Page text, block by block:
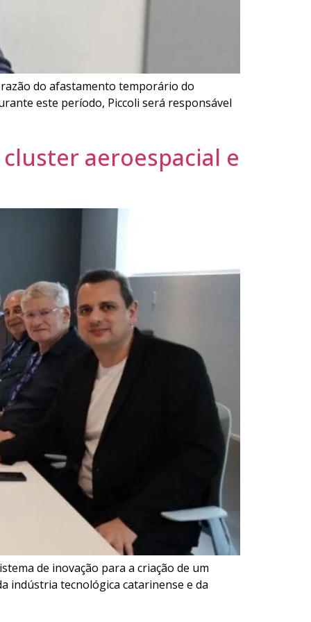
do afastamento temporário do
este período, Piccoli será responsável
aeroespacial e
de inovação para a criação de um
indústria tecnológica catarinense e da